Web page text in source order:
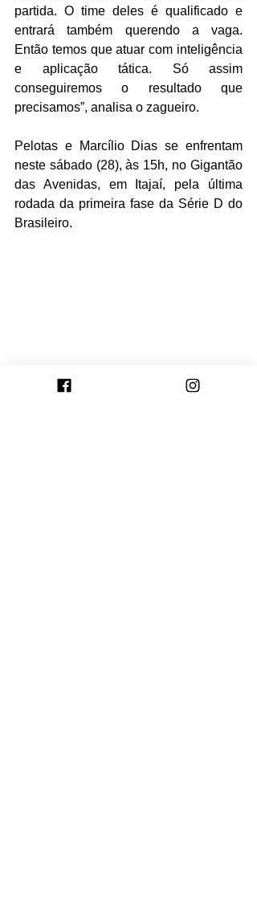
partida. O time deles é qualificado e
entrará também querendo a vaga.
Então temos que atuar com inteligência
e aplicação tática. Só assim
conseguiremos o resultado que
precisamos”, analisa o zagueiro.
Pelotas e Marcílio Dias se enfrentam
neste sábado (28), às 15h, no Gigantão
das Avenidas, em Itajaí, pela última
rodada da primeira fase da Série D do
Brasileiro.